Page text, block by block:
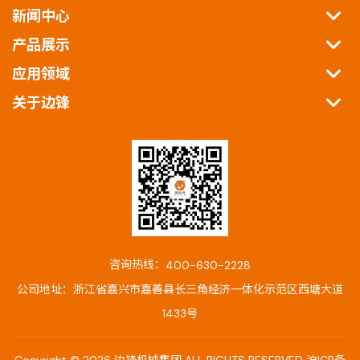
新闻中心
产品展示
应用领域
关于边锋
咨询热线： 400-630-2228
公司地址：浙江省嘉兴市嘉善县长三角经济一体化示范区西塘大道
1433号